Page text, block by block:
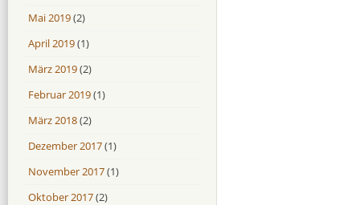
Mai 2019(2)
April 2019(1)
März 2019(2)
Februar 2019(1)
März 2018(2)
Dezember 2017(1)
November 2017(1)
Oktober 2017(2)